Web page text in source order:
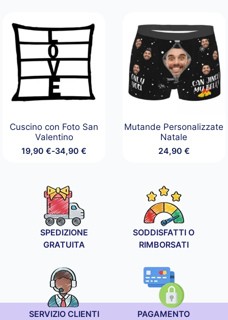
Cuscino con Foto San
Valentino
19,90€-34,90€
Fascia
19,90 €
a
34,90 €
Mutande Personalizzate
Natale
24,90 €
SPEDIZIONE
GRATUITA
SODDISFATTI O
RIMBORSATI
SERVIZIO CLIENTI
PAGAMENTO